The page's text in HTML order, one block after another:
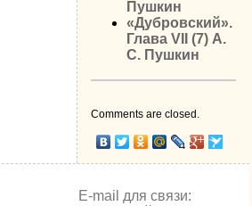
Пушкин
«Дубровский».
Глава VII (7) А.
С. Пушкин
Comments are closed.
E-mail для связи: